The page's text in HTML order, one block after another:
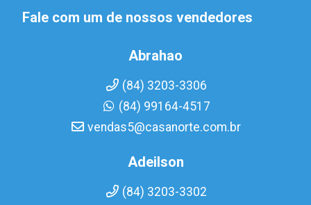
Fale com um de nossos vendedores
Abrahao
(84) 3203-3306
(84) 99164-4517
vendas5@casanorte.com.br
Adeilson
(84) 3203-3302